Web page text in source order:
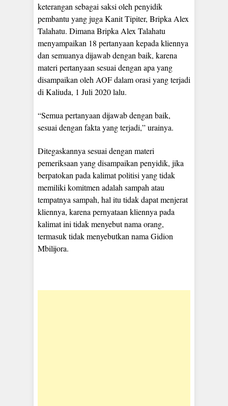
keterangan sebagai saksi oleh penyidik
pembantu yang juga Kanit Tipiter, Bripka Alex
Talahatu. Dimana Bripka Alex Talahatu
menyampaikan 18 pertanyaan kepada kliennya
dan semuanya dijawab dengan baik, karena
materi pertanyaan sesuai dengan apa yang
disampaikan oleh AOF dalam orasi yang terjadi
di Kaliuda, 1 Juli 2020 lalu.
“Semua pertanyaan dijawab dengan baik,
sesuai dengan fakta yang terjadi,” urainya.
Ditegaskannya sesuai dengan materi
pemeriksaan yang disampaikan penyidik, jika
berpatokan pada kalimat politisi yang tidak
memiliki komitmen adalah sampah atau
tempatnya sampah, hal itu tidak dapat menjerat
kliennya, karena pernyataan kliennya pada
kalimat ini tidak menyebut nama orang,
termasuk tidak menyebutkan nama Gidion
Mbilijora.